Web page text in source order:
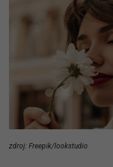
zdroj: Freepik/lookstudio